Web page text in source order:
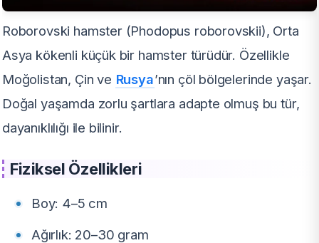
Roborovski hamster (Phodopus roborovskii), Orta
Asya kökenli küçük bir hamster türüdür. Özellikle
Moğolistan, Çin ve Rusya’nın çöl bölgelerinde yaşar.
Doğal yaşamda zorlu şartlara adapte olmuş bu tür,
dayanıklılığı ile bilinir.
Fiziksel Özellikleri
Boy: 4–5 cm
Ağırlık: 20–30 gram